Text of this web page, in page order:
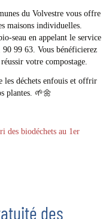
du Volvestre vous offre
maisons individuelles.
seau en appelant le service
99 63. Vous bénéficierez
votre compostage.
les déchets enfouis et offrir
plantes. 🌱🌼
des biodéchets au 1er
des